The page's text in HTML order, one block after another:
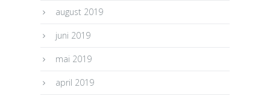
august 2019
juni 2019
mai 2019
april 2019